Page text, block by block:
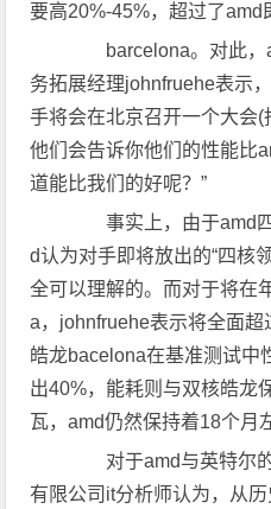
要高20%-45%，超过了amd
barcelona。对此，
务拓展经理johnfruehe表示
手将会在北京召开一个大会(
他们会告诉你他们的性能比
道能比我们的好呢？”
事实上，由于amd四
d认为对手即将放出的“四核
全可以理解的。而对于将在
a，johnfruehe表示将全面
皓龙bacelona在基准测试中
出40%，能耗则与双核皓龙
瓦，amd仍然保持着18个月
对于amd与英特尔的
有限公司it分析师认为，从